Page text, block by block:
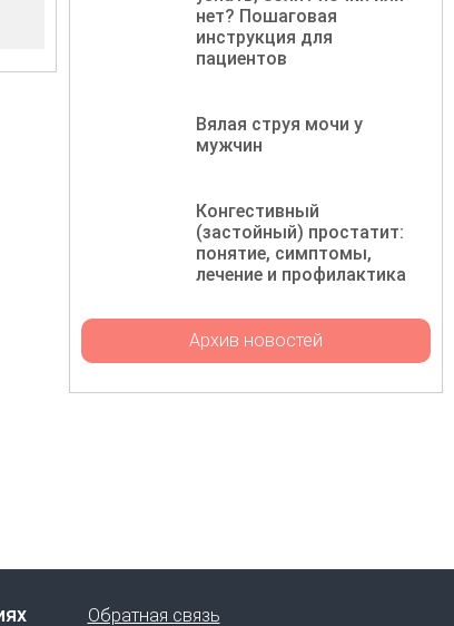
нет? Пошаговая
инструкция для
пациентов
Вялая струя мочи у
мужчин
Конгестивный
(застойный) простатит:
понятие, симптомы,
лечение и профилактика
Архив новостей
Обратная связь